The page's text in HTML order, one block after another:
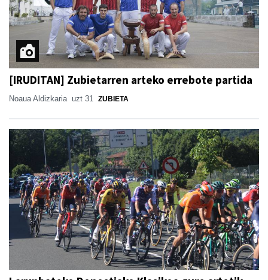
[IRUDITAN] Zubietarren arteko errebote partida
Noaua Aldizkaria uzt 31 ZUBIETA